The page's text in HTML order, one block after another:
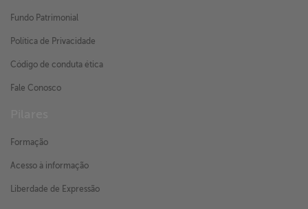
Fundo Patrimonial
Política de Privacidade
Código de conduta ética
Fale Conosco
Formação
Acesso à informação
Liberdade de Expressão